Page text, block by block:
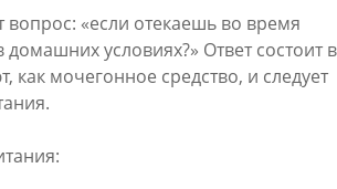
«если отекаешь во время
условиях?» Ответ состоит в
как мочегонное средство, и следует